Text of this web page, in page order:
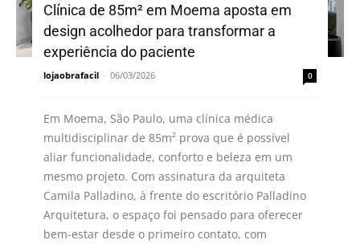
Clínica de 85m² em Moema aposta em
design acolhedor para transformar a
experiência do paciente
lojaobrafacil - 06/03/2026 0
Em Moema, São Paulo, uma clínica médica
multidisciplinar de 85m² prova que é possível
aliar funcionalidade, conforto e beleza em um
mesmo projeto. Com assinatura da arquiteta
Camila Palladino, à frente do escritório Palladino
Arquitetura, o espaço foi pensado para oferecer
bem-estar desde o primeiro contato, com